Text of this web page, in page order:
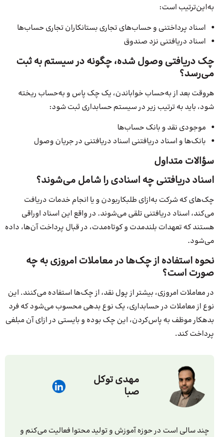
به‌این‌ترتیب است:
اسناد پرداختنی و حساب‌های تجاری بستانکاران تجاری حساب‌ها
اسناد دریافتنی نزد صندوق
چک دریافتی وصول شده، چگونه در سیستم به ثبت
می‌رسد؟
هروقت بعد از به‌حساب خواباندن، یک چک پاس و به‌حساب ریخته
شود، باید به ترتیب زیر در سیستم حسابداری ثبت شود:
موجودی نقد و بانک حساب‌ها
بانک‌ها و اسناد دریافتنی اسناد دریافتنی در جریان وصول
سؤالات متداول
اسناد دریافتنی چه اسنادی را شامل می‌شوند؟
چک‌های که شرکت به‌ازای طلبکاربودن و یا انجام خدمات دریافت
می‌کند، اسناد دریافتنی تلقی می‌شوند. در واقع این اسناد اوراقی
هستند که تعهدات بلندمدت و کوتاه‌مدت، در قبال پرداخت آن‌ها، داده
می‌شود.
نحوه استفاده از چک‌ها در معاملات امروزی به چه
صورت است؟
در معاملات امروزی، بیشتر از پول نقد، از چک‌ها استفاده می‌کنند. این
نوع از معاملات در حسابداری، یک نوع بدهی محسوب می‌شود که فرد
بدهکار موظف به پاس‌کردن، این چک بوده و بایستی در ازای آن مبلغی
پرداخت کند.
مهدی توکل
صبا
چند سالی است در حوزه آموزش و تولید محتوا فعالیت می‌کنم و